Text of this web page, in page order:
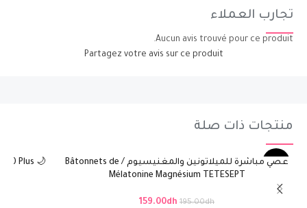
تجارب العملاء
Aucun avis trouvé pour ce produit.
Partagez votre avis sur ce produit
منتجات ذات صلة
-18%
عصي مباشرة للميلاتونين والمغنيسيوم / Bâtonnets de
Mélatonine Magnésium TETESEPT
195.00dh
159.00dh